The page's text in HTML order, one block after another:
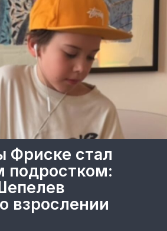
стал
подростком:
взрослении